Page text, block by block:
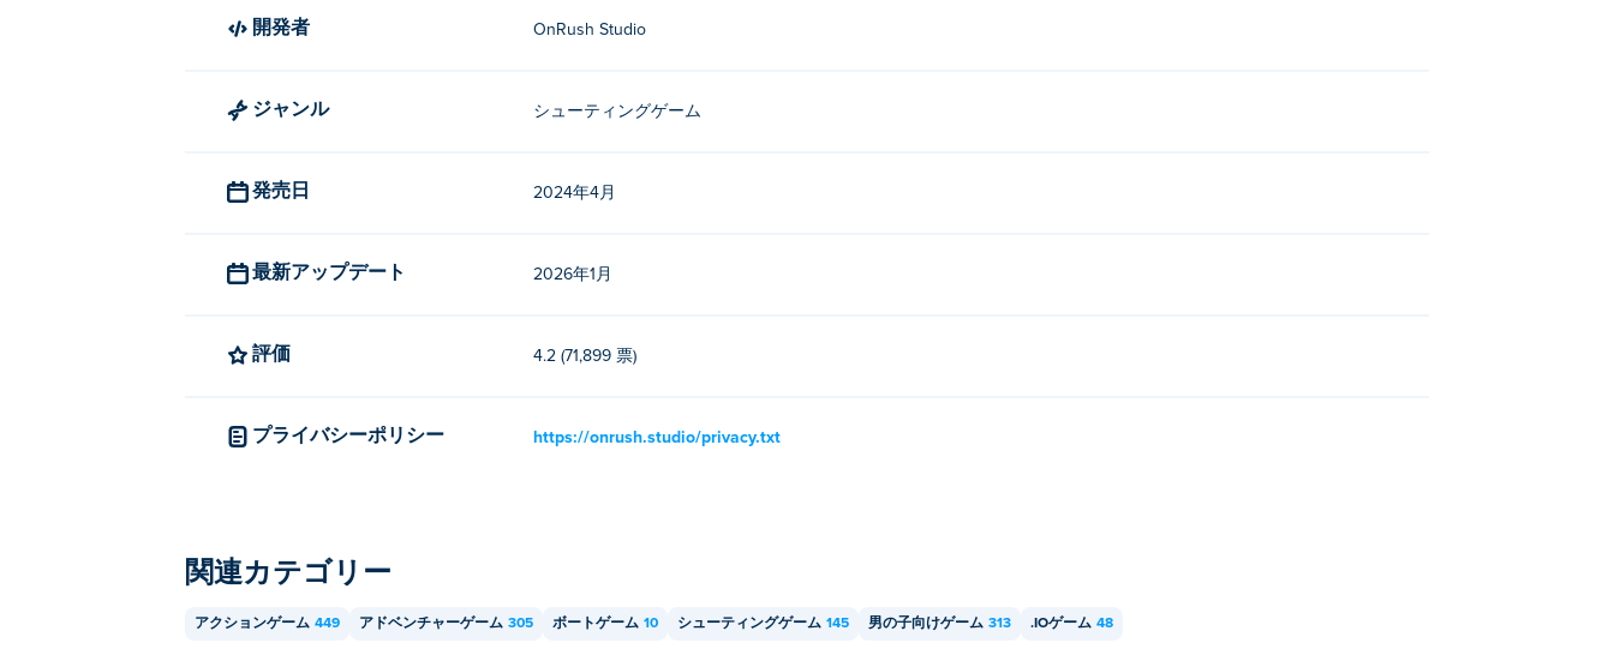
Shipo.io はモバイル デバイスやデスクトップでプレイできますか?
開発者 OnRush Studio
ジャンル シューティングゲーム
発売日 2024年4月
最新アップデート 2026年1月
評価 4.2 (71,899 票)
プライバシーポリシー https://onrush.studio/privacy.txt
関連カテゴリー
アクションゲーム 449 アドベンチャーゲーム 305 ボートゲーム 10 シューティングゲーム 145 男の子向けゲーム 313 .IOゲーム 48